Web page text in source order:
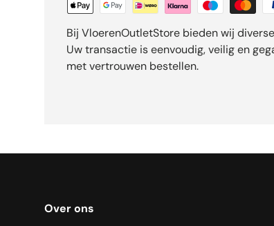
Bij VloerenOutletStore bieden wij
Uw transactie is eenvoudig, veilig en
met vertrouwen bestellen.
Over ons